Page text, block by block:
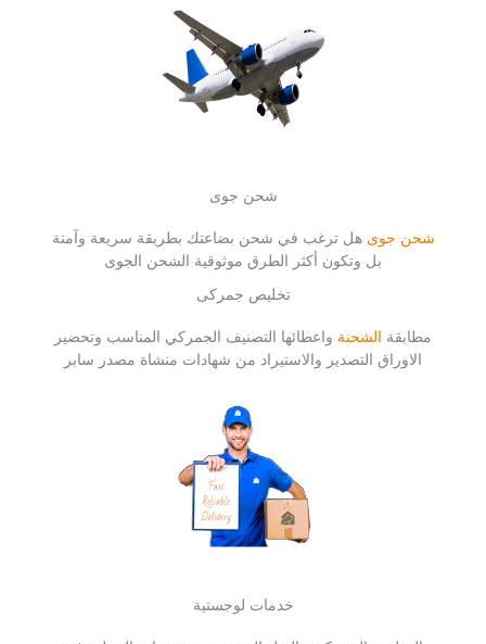
شحن جوى
شحن جوى هل ترغب في شحن بضاعتك بطريقة سريعة وآمنة
بل وتكون أكثر الطرق موثوقية الشحن الجوى
تخليص جمركى
مطابقة الشحنة واعطائها التصنيف الجمركي المناسب وتحضير
الاوراق التصدير والاستيراد من شهادات منشاة مصدر سابر
خدمات لوجستية